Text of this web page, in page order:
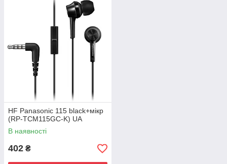
HF Panasonic 115 black+мікр
(RP-TCM115GC-K) UA
В наявності
402 ₴